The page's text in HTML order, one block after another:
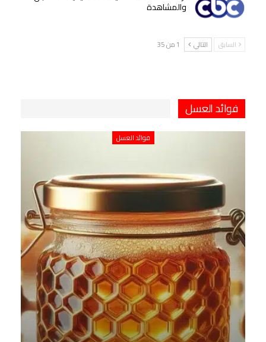
والمشاهدة
السابق التالي 1 من 35
فوائد العسل
فوائد العسل